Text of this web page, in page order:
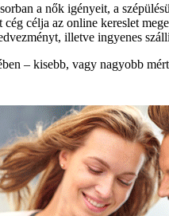
a nők igényeit, a
célja az online kereslet
illetve ingyenes
– kisebb, vagy nagyobb